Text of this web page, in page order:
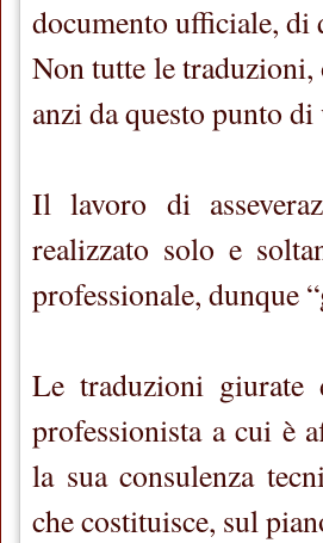
documento ufficiale, di
Non tutte le traduzioni,
anzi da questo punto
Il lavoro di
realizzato solo e
professionale, dunque
Le traduzioni giurate
professionista a cui è
la sua consulenza
che costituisce, sul